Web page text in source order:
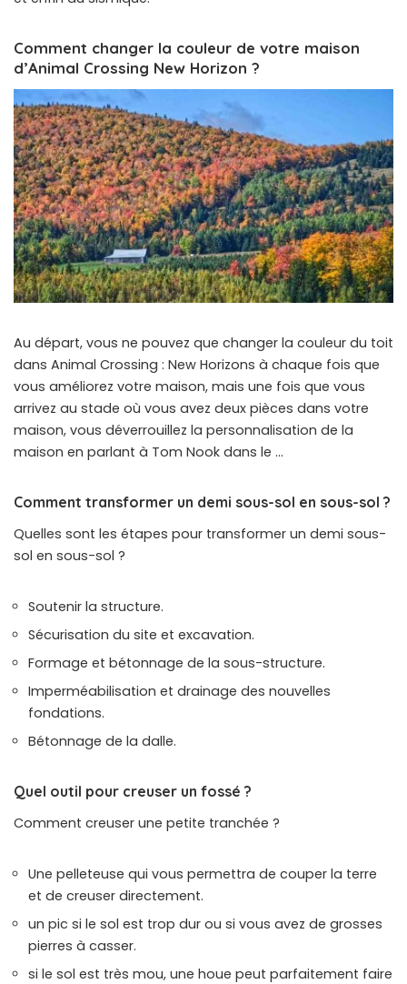
Comment changer la couleur de votre maison
d’Animal Crossing New Horizon ?
Au départ, vous ne pouvez que changer la couleur du toit
dans Animal Crossing : New Horizons à chaque fois que
vous améliorez votre maison, mais une fois que vous
arrivez au stade où vous avez deux pièces dans votre
maison, vous déverrouillez la personnalisation de la
maison en parlant à Tom Nook dans le …
Comment transformer un demi sous-sol en sous-sol ?
Quelles sont les étapes pour transformer un demi sous-
sol en sous-sol ?
Soutenir la structure.
Sécurisation du site et excavation.
Formage et bétonnage de la sous-structure.
Imperméabilisation et drainage des nouvelles
fondations.
Bétonnage de la dalle.
Quel outil pour creuser un fossé ?
Comment creuser une petite tranchée ?
Une pelleteuse qui vous permettra de couper la terre
et de creuser directement.
un pic si le sol est trop dur ou si vous avez de grosses
pierres à casser.
si le sol est très mou, une houe peut parfaitement faire